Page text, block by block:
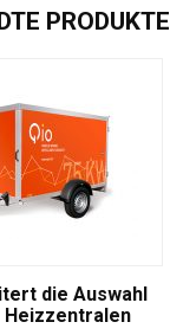
PRODUKTE
die Auswahl
Heizzentralen